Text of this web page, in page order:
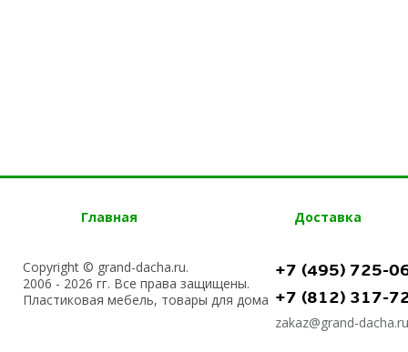
Главная Доставка
Copyright © grand-dacha.ru.
2006 - 2026 гг. Все права защищены.
Пластиковая мебель, товары для дома
+7 (495) 725-
+7 (812) 317-
zakaz@grand-dacha.ru